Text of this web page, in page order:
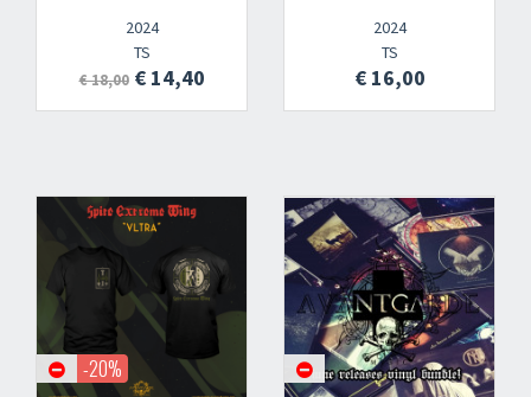
2024
TS
€ 18,00 € 14,40
2024
TS
€ 16,00
-20%